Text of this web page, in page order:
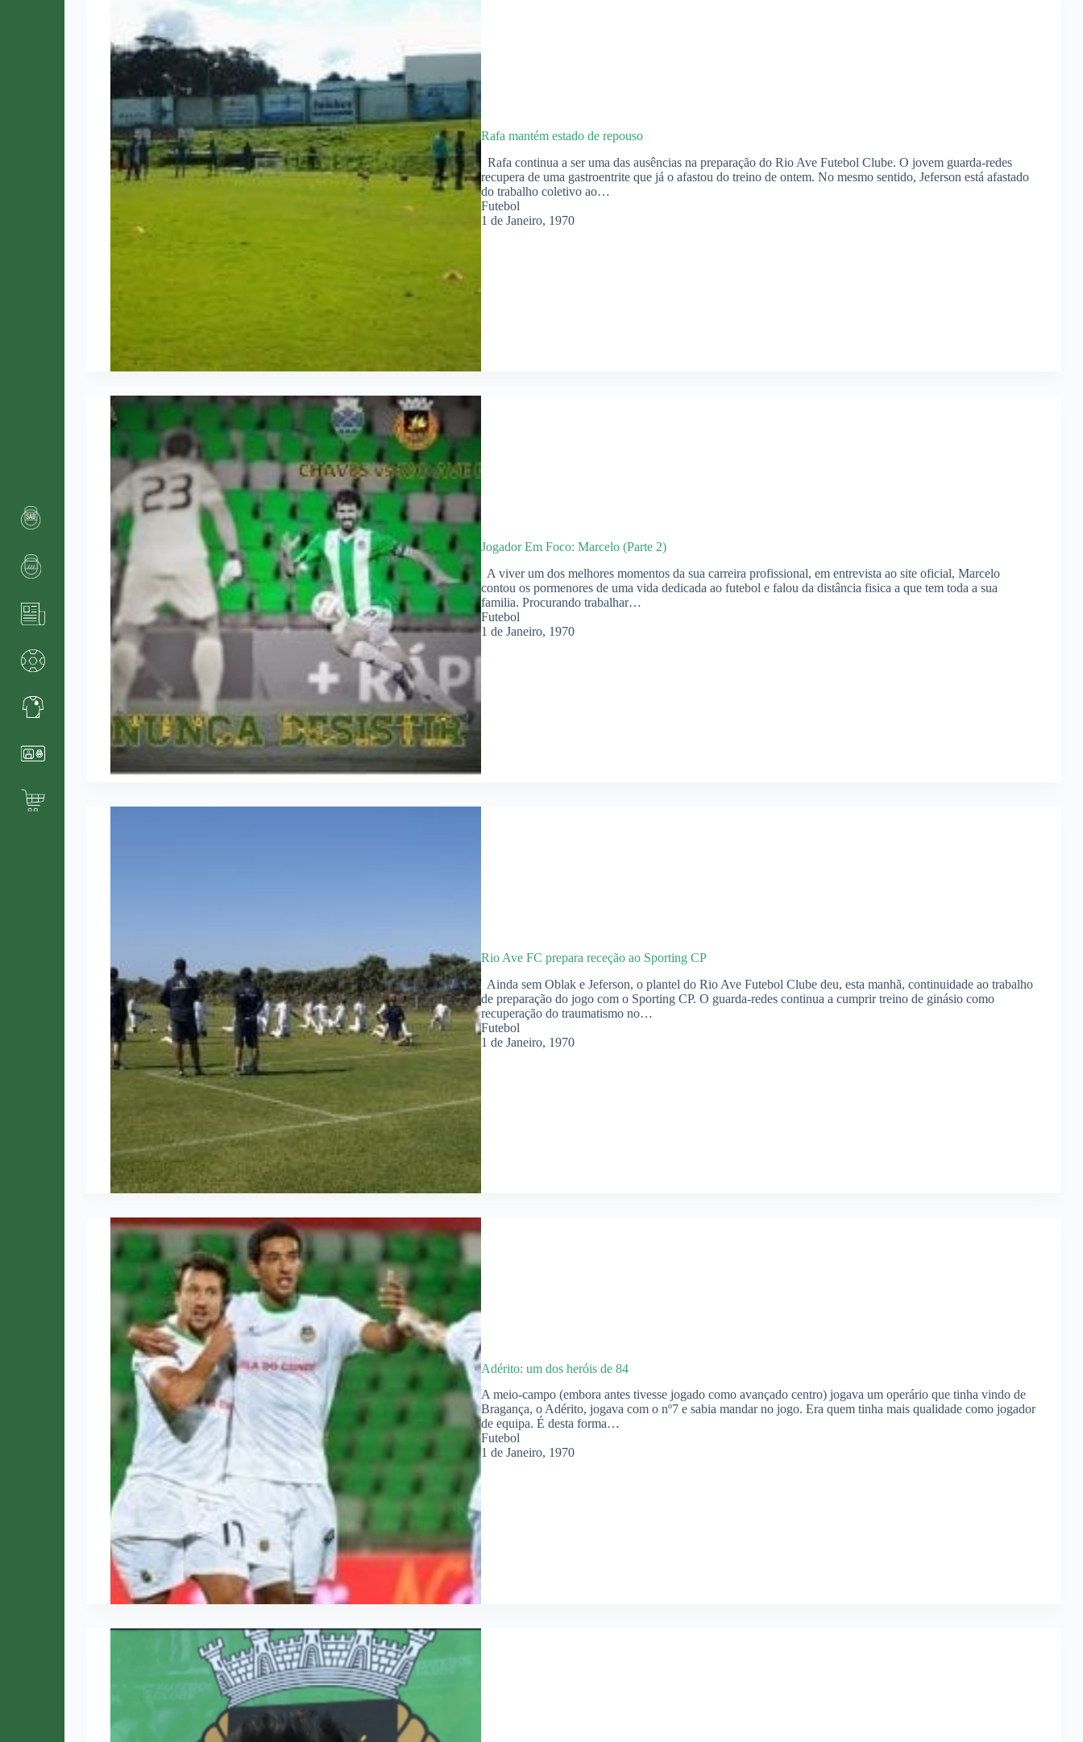
Rafa mantém estado de repouso
Rafa continua a ser uma das ausências na preparação do Rio Ave Futebol Clube. O jovem guarda-redes
recupera de uma gastroentrite que já o afastou do treino de ontem. No mesmo sentido, Jeferson está afastado
do trabalho coletivo ao…
Futebol
1 de Janeiro, 1970
Jogador Em Foco: Marcelo (Parte 2)
A viver um dos melhores momentos da sua carreira profissional, em entrevista ao site oficial, Marcelo
contou os pormenores de uma vida dedicada ao futebol e falou da distância fisica a que tem toda a sua
familia. Procurando trabalhar…
Futebol
1 de Janeiro, 1970
Rio Ave FC prepara receção ao Sporting CP
Ainda sem Oblak e Jeferson, o plantel do Rio Ave Futebol Clube deu, esta manhã, continuidade ao trabalho
de preparação do jogo com o Sporting CP. O guarda-redes continua a cumprir treino de ginásio como
recuperação do traumatismo no…
Futebol
1 de Janeiro, 1970
Adérito: um dos heróis de 84
A meio-campo (embora antes tivesse jogado como avançado centro) jogava um operário que tinha vindo de
Bragança, o Adérito, jogava com o nº7 e sabia mandar no jogo. Era quem tinha mais qualidade como jogador
de equipa. É desta forma…
Futebol
1 de Janeiro, 1970